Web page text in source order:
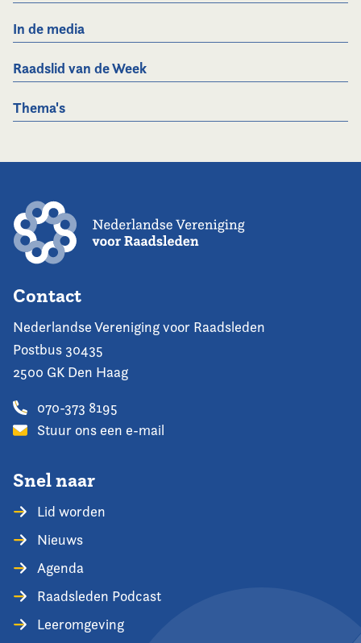
In de media
Raadslid van de Week
Thema's
Contact
Nederlandse Vereniging voor Raadsleden
Postbus 30435
2500 GK Den Haag
070-373 8195
Stuur ons een e-mail
Snel naar
Lid worden
Nieuws
Agenda
Raadsleden Podcast
Leeromgeving